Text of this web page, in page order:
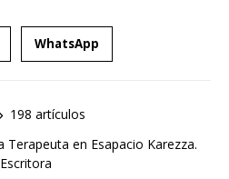
WhatsApp
198 artículos
en Esapacio Karezza.
Escritora